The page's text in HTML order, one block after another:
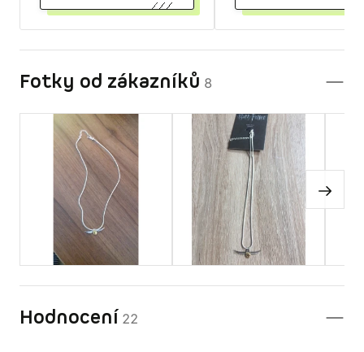
Fotky od zákazníků 8
Hodnocení 22